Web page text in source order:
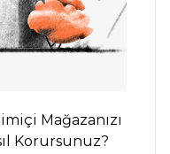
Mağazanızı
Korursunuz?